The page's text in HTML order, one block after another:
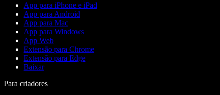
App para iPhone e iPad
App para Android
App para Mac
App para Windows
App Web
Extensão para Chrome
Extensão para Edge
Baixar
Para criadores